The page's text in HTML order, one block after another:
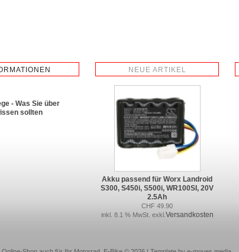
- Was Sie über
sollten
NEUE ARTIKEL
Akku passend für Worx Landroid
S300, S450i, S500i, WR100SI, 20V
2.5Ah
CHF 49.90
inkl. 8.1 % MwSt. exkl. Versandkosten